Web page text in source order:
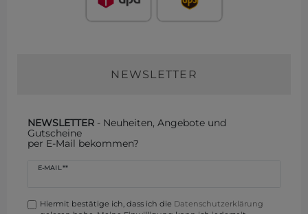
NEWSLETTER
NEWSLETTER - Neuheiten, Angebote und
Gutscheine
per E-Mail bekommen?
E-MAIL **
Newsletter
Hiermit bestätige ich, dass ich die Daten­schutz­erklärung